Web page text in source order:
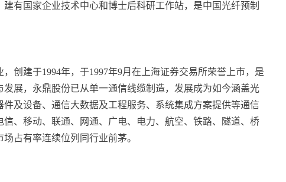
有国家企业技术中心和博士后科研工作站，是中国光纤预制
创建于1994年，于1997年9月在上海证券交易所荣誉上市，是
展，永鼎股份已从单一通信线缆制造，发展成为如今涵盖光
及设备、通信大数据及工程服务、系统集成方案提供等通信
、移动、联通、网通、广电、电力、航空、铁路、隧道、桥
占有率连续位列同行业前茅。